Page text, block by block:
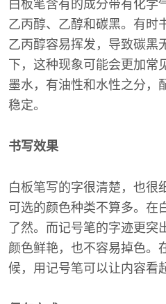
白板笔含有的成分带有化学
乙丙醇、乙醇和碳黑。有时
乙丙醇容易挥发，导致碳黑
下，这种现象可能会更加常
墨水，有油性和水性之分，
稳定。
书写效果
白板笔写的字很清楚，也很
可选的颜色种类不算多。在
了然。而记号笔的字迹更突
颜色鲜艳，也不容易掉色。
候，用记号笔可以让内容看